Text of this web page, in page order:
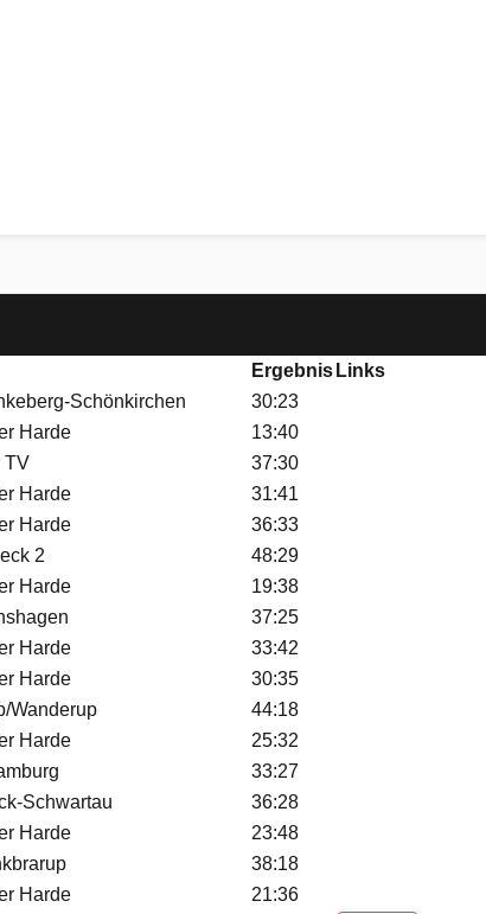
Ergebnis Links
Schönkirchen
30:23
Harde
13:40
TV
37:30
Harde
31:41
Harde
36:33
2
48:29
Harde
19:38
37:25
Harde
33:42
Harde
30:35
Wanderup
44:18
Harde
25:32
33:27
Schwartau
36:28
Harde
23:48
38:18
Harde
21:36